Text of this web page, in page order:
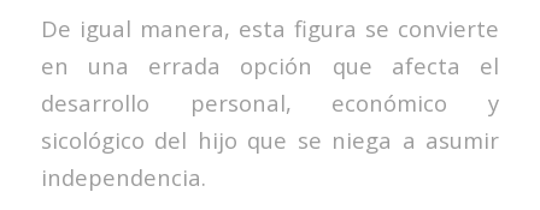
De igual manera, esta figura se convierte
en una errada opción que afecta el
desarrollo personal, económico y
sicológico del hijo que se niega a asumir
independencia.